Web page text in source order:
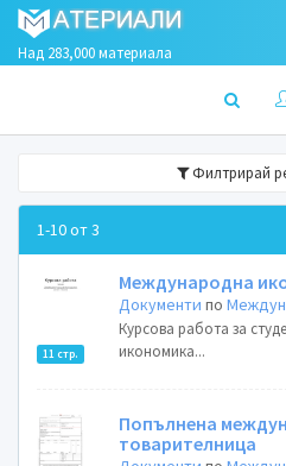
Над 283,000 материала
Филтрирай
1-10 от 3
11 стр.
Международна
Документи по
Курсова работа за
икономика...
Попълнена
товарителница